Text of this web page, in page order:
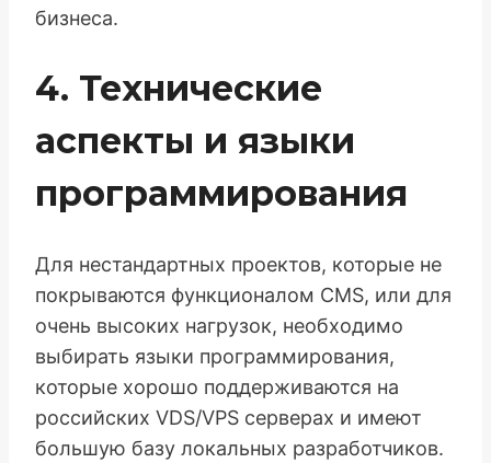
бизнеса.
4. Технические
аспекты и языки
программирования
Для нестандартных проектов, которые не
покрываются функционалом CMS, или для
очень высоких нагрузок, необходимо
выбирать языки программирования,
которые хорошо поддерживаются на
российских VDS/VPS серверах и имеют
большую базу локальных разработчиков.